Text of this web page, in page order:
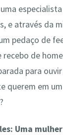
e através da
pedaço de
de
para
querem em um
Uma